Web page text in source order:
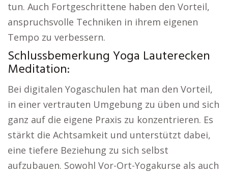
tun. Auch Fortgeschrittene haben den Vorteil,
anspruchsvolle Techniken in ihrem eigenen
Tempo zu verbessern.
Schlussbemerkung Yoga Lauterecken
Meditation:
Bei digitalen Yogaschulen hat man den Vorteil,
in einer vertrauten Umgebung zu üben und sich
ganz auf die eigene Praxis zu konzentrieren. Es
stärkt die Achtsamkeit und unterstützt dabei,
eine tiefere Beziehung zu sich selbst
aufzubauen. Sowohl Vor-Ort-Yogakurse als auch